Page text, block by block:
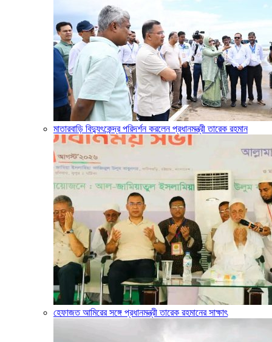
মাতারবাড়ি বিদ্যুৎকেন্দ্র পরিদর্শন করলেন প্রধানমন্ত্রী তারেক রহমান
হেফাজত আমিরের সঙ্গে প্রধানমন্ত্রী তারেক রহমানের সাক্ষাৎ